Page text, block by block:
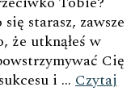
starasz, zawsze
że utknąłeś w
Cię
i … Czytaj